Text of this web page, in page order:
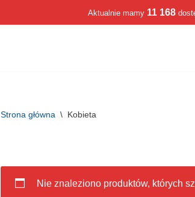
Aktualnie mamy 11 168
Strona główna \ Kobieta
Nie znaleziono produktów, których